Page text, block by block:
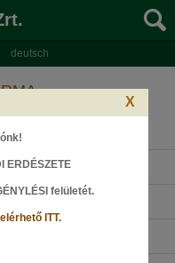
deutsch
X
ERDÉSZETE
felületét.
ITT.